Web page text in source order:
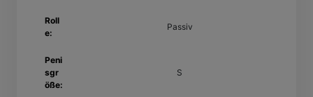
Roll
e:
Passiv
Peni
sgr
öße:
S